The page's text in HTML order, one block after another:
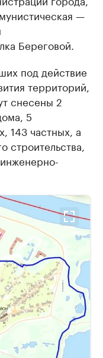
—
Береговой.
под действие
территорий,
снесены 2
5
143 частных, а
строительства,